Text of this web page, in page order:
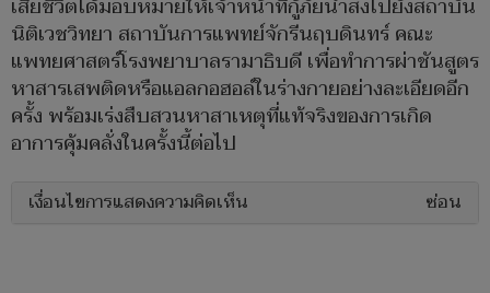
เสียชีวิตได้มอบหมายให้เจ้าหน้าที่กู้ภัยนำส่งไปยังสถาบัน
นิติเวชวิทยา สถาบันการแพทย์จักรีนฤบดินทร์ คณะ
แพทยศาสตร์โรงพยาบาลรามาธิบดี เพื่อทำการผ่าชันสูตร
หาสารเสพติดหรือแอลกอฮอล์ในร่างกายอย่างละเอียดอีก
ครั้ง พร้อมเร่งสืบสวนหาสาเหตุที่แท้จริงของการเกิด
อาการคุ้มคลั่งในครั้งนี้ต่อไป
เงื่อนไขการแสดงความคิดเห็น ซ่อน